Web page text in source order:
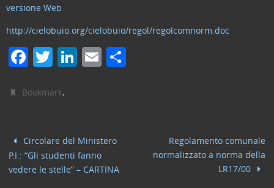
versione Web
http://cielobuio.org/cielobuio/regol/regolcomnorm.doc
F
c
b
o
o
T
itt
Li
dI
n
E
Bookmark.
Circolare del Ministero
P.I.: “Gli studenti fanno
vedere le stelle” – CARTINA
Regolamento comunale
normalizzato a norma della
LR17/00